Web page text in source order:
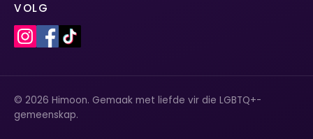
VOLG
© 2026 Himoon. Gemaak met liefde vir die LGBTQ+-
gemeenskap.